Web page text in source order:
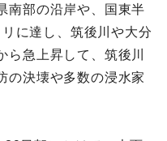
南部の沿岸や、国東半
に達し、筑後川や大分
ら急上昇して、筑後川
の決壊や多数の浸水家